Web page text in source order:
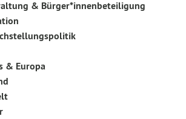
& Bürger*innenbeteiligung
& Europa